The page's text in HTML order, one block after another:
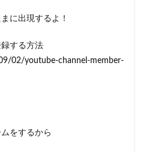
に出現するよ！
する方法
02/youtube-channel-member-
をするから